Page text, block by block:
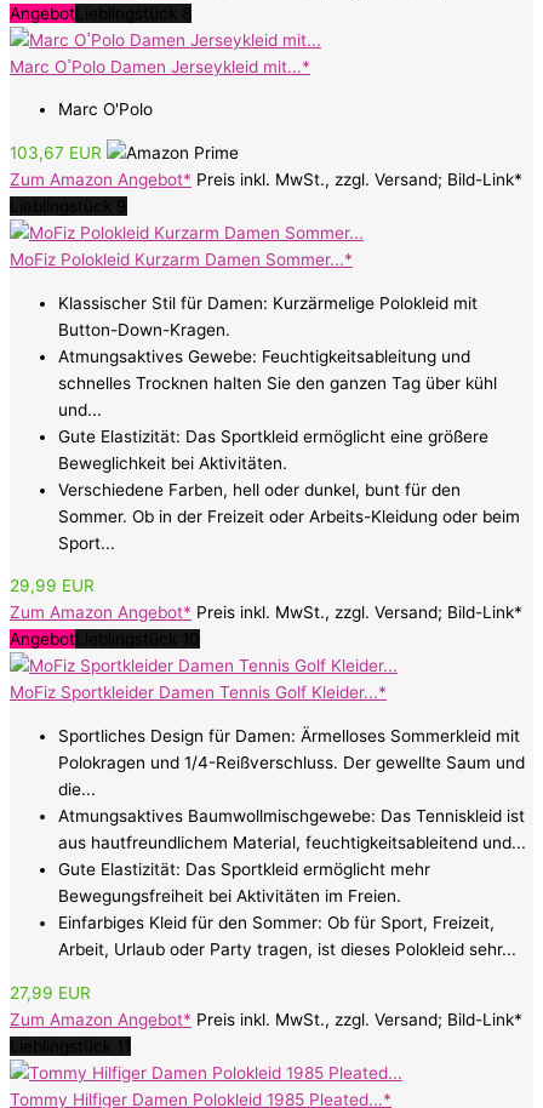
Angebot
Marc OߴPolo Damen Jerseykleid mit...*
Marc O'Polo
103,67 EUR
Zum Amazon Angebot* Preis inkl. MwSt., zzgl. Versand; Bild-Link*
MoFiz Polokleid Kurzarm Damen Sommer...*
Klassischer Stil für Damen: Kurzärmelige Polokleid mit
Button-Down-Kragen.
Atmungsaktives Gewebe: Feuchtigkeitsableitung und
schnelles Trocknen halten Sie den ganzen Tag über kühl
und...
Gute Elastizität: Das Sportkleid ermöglicht eine größere
Beweglichkeit bei Aktivitäten.
Verschiedene Farben, hell oder dunkel, bunt für den
Sommer. Ob in der Freizeit oder Arbeits-Kleidung oder beim
Sport...
29,99 EUR
Zum Amazon Angebot* Preis inkl. MwSt., zzgl. Versand; Bild-Link*
Angebot
MoFiz Sportkleider Damen Tennis Golf Kleider...*
Sportliches Design für Damen: Ärmelloses Sommerkleid mit
Polokragen und 1/4-Reißverschluss. Der gewellte Saum und
die...
Atmungsaktives Baumwollmischgewebe: Das Tenniskleid ist
aus hautfreundlichem Material, feuchtigkeitsableitend und...
Gute Elastizität: Das Sportkleid ermöglicht mehr
Bewegungsfreiheit bei Aktivitäten im Freien.
Einfarbiges Kleid für den Sommer: Ob für Sport, Freizeit,
Arbeit, Urlaub oder Party tragen, ist dieses Polokleid sehr...
27,99 EUR
Zum Amazon Angebot* Preis inkl. MwSt., zzgl. Versand; Bild-Link*
Tommy Hilfiger Damen Polokleid 1985 Pleated...*